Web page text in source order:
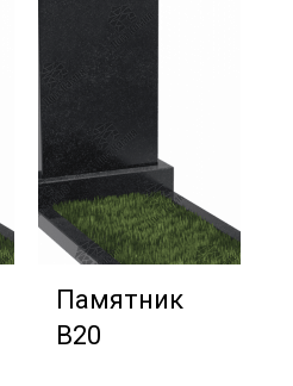
Памятник
В20